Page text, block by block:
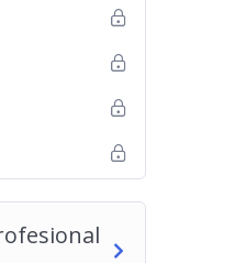
aprovechar
ChatGPT más
pensar